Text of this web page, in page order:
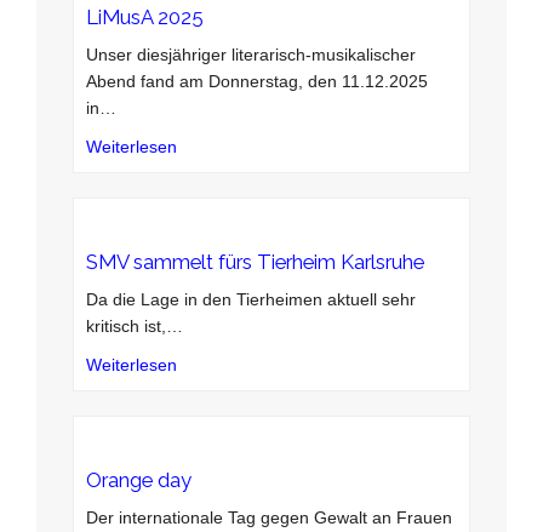
LiMusA 2025
Unser diesjähriger literarisch-musikalischer
Abend fand am Donnerstag, den 11.12.2025
in
Weiterlesen
SMV sammelt fürs Tierheim Karlsruhe
Da die Lage in den Tierheimen aktuell sehr
kritisch ist,
Weiterlesen
Orange day
Der internationale Tag gegen Gewalt an Frauen